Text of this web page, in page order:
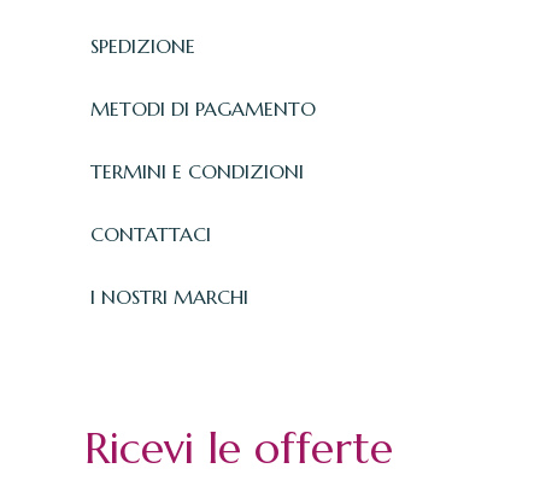
SPEDIZIONE
METODI DI PAGAMENTO
TERMINI E CONDIZIONI
CONTATTACI
I NOSTRI MARCHI
Ricevi le offerte